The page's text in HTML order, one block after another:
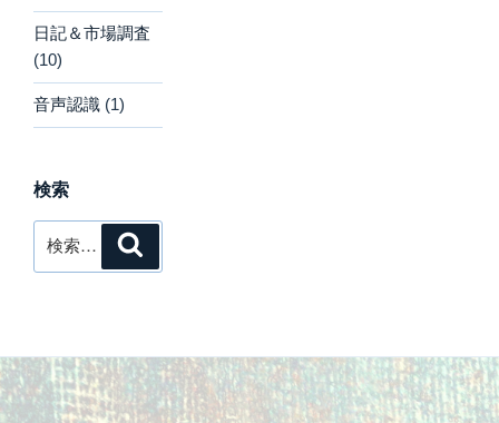
日記＆市場調査
(10)
音声認識 (1)
検索
索: